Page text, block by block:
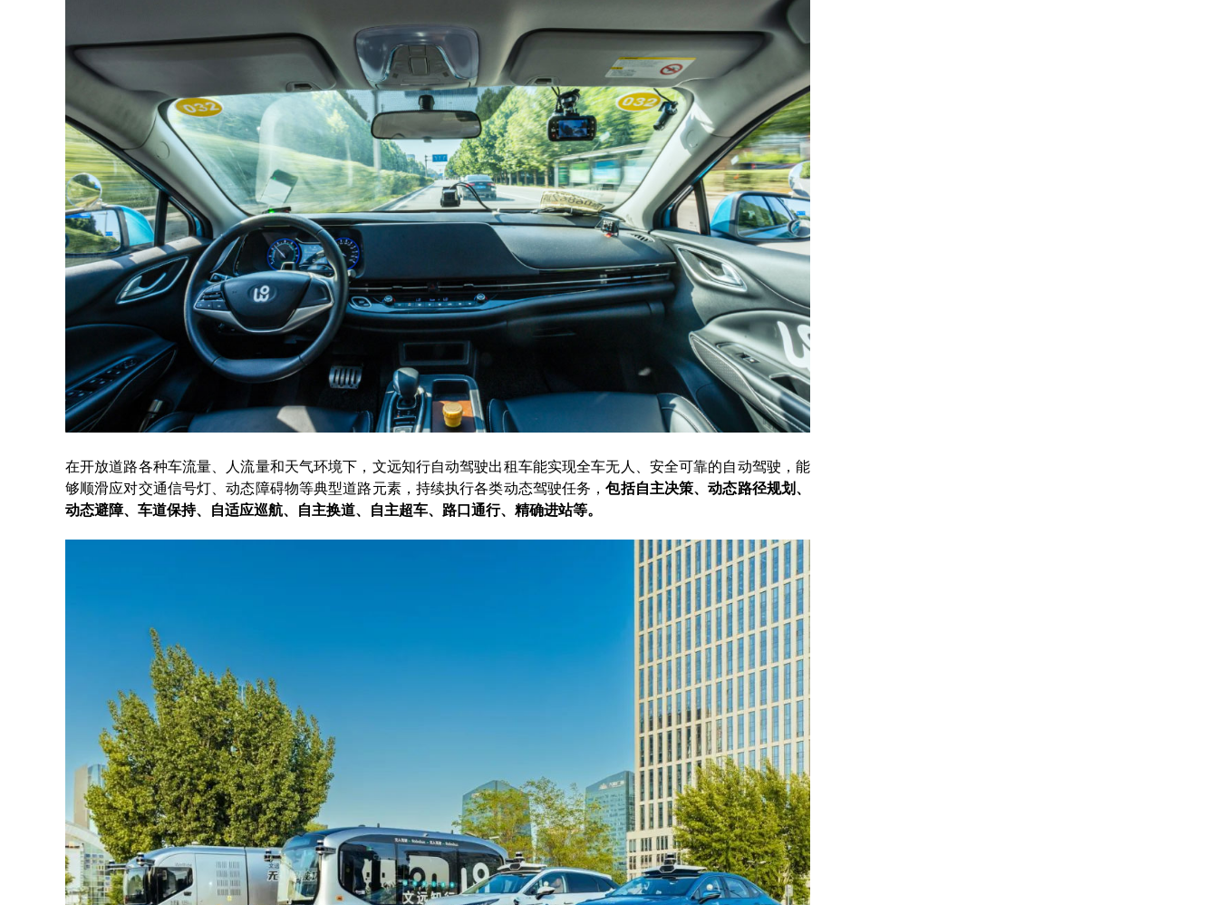
在开放道路各种车流量、人流量和天气环境下，文远知行自动驾驶出租车能实现全车无人、安全可靠的自动驾驶，能
够顺滑应对交通信号灯、动态障碍物等典型道路元素，持续执行各类动态驾驶任务，包括自主决策、动态路径规划、
动态避障、车道保持、自适应巡航、自主换道、自主超车、路口通行、精确进站等。